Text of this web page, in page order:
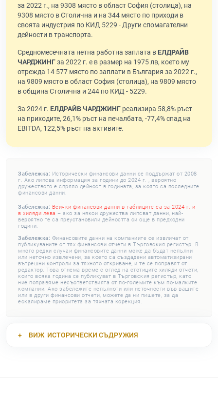
за 2022 г., на 9308 място в област София (столица), на
9308 място в Столична и на 344 място по приходи в
своята индустрия по КИД 5229 - Други спомагателни
дейности в транспорта.
Средномесечната нетна работна заплата в ЕЛДРАЙВ
ЧАРДЖИНГза 2022 г. е в размер на 1975 лв, което му
отрежда 14 577 място по заплати в България за 2022 г.,
на 9809 място в област София (столица), на 9809 място
в община Столична и 244 по КИД - 5229.
За 2024 г. ЕЛДРАЙВ ЧАРДЖИНГ реализира 58,8% ръст
на приходите, 26,1% ръст на печалбата, -77,4% спад на
EBITDA, 122,5% ръст на активите.
Забележка: Исторически финансови данни се поддържат от 2008
г. Ако липсва информация за години до 2024 г. , вероятно
дружеството е спряло дейност в годината, за която са последните
финансови данни.
Забележка: Всички финансови данни в таблиците са за 2024 г. и
в хиляди лева – ако за някои дружества липсват данни, най-
вероятно те са преустановили дейността си още в предходни
години.
Забележка: Финансовите данни на компаниите се извличат от
публикуваните от тях финансови отчети в Търговския регистър. В
много редки случаи финансовите данни може да бъдат непълни
или неточно извлечени, за което са създадени автоматизирани
вътрешни контроли за тяхното откриване, и те се поправят от
редактор. Това отнема време с оглед на стотиците хиляди отчети,
които всяка година се публикуват в Търговския регистър, като
ние поправяме несъответствията от по-големите към по-малките
компании. Ако забележите непълноти или неточности във вашите
или в други финансови отчети, можете да ни пишете, за да
ескалираме приоритета за тяхната корекция.
ВИЖ ИСТОРИЧЕСКИ СЪДРУЖИЯ